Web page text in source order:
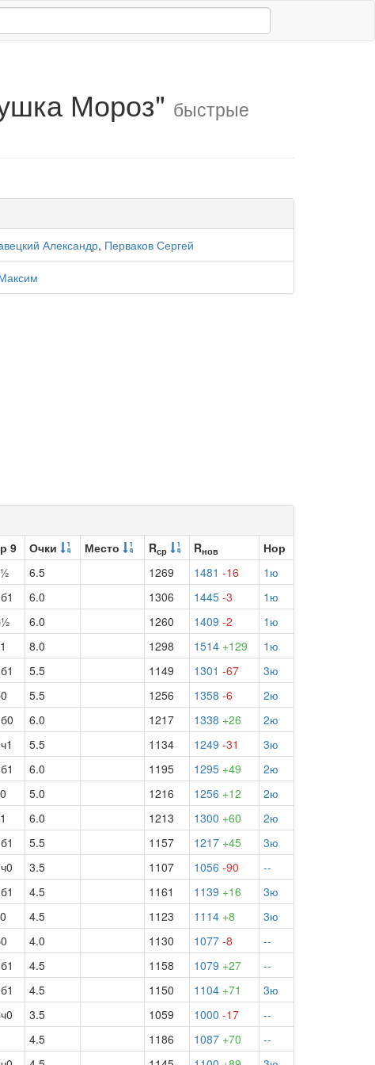
Мороз" быстрые
Александр, Перваков Сергей
9 Очки Место Rср Rнов
Нор
6.5 1269 1481 -16
1ю
6.0 1306 1445 -3
1ю
6.0 1260 1409 -2
1ю
8.0 1298 1514 +129
1ю
5.5 1149 1301 -67
3ю
5.5 1256 1358 -6
2ю
6.0 1217 1338 +26
2ю
5.5 1134 1249 -31
3ю
6.0 1195 1295 +49
2ю
5.0 1216 1256 +12
2ю
6.0 1213 1300 +60
2ю
5.5 1157 1217 +45
3ю
3.5 1107 1056 -90
--
4.5 1161 1139 +16
3ю
4.5 1123 1114 +8
3ю
4.0 1130 1077 -8
--
4.5 1158 1079 +27
--
4.5 1150 1104 +71
3ю
3.5 1059 1000 -17
--
4.5 1186 1087 +70
--